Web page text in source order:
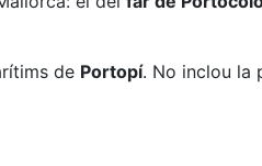
de Portopí. No inclou la